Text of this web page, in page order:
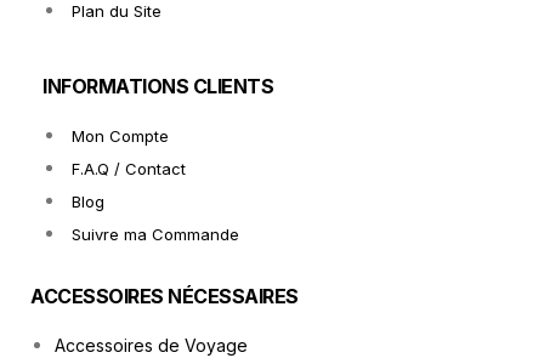
Plan du Site
INFORMATIONS CLIENTS
Mon Compte
F.A.Q / Contact
Blog
Suivre ma Commande
ACCESSOIRES NÉCESSAIRES
Accessoires de Voyage